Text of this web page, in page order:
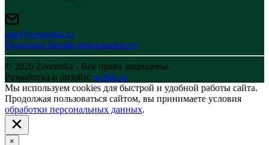
sale@zoonorka.ru
Политика Конфиденциальности
© 2026 Zoonorka - Все права защищены.
Разработка и дизайн: welldi.ru
Мы используем cookies для быстрой и удобной работы сайта.
Продолжая пользоваться сайтом, вы принимаете условия
обработки персональных данных.
×